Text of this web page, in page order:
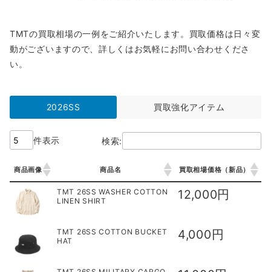
TMTの買取相場の一例をご紹介いたします。買取価格は日々変
動がございますので、詳しくはお気軽にお問い合わせくださ
い。
2026SS 買取強化アイテム
件表示 検索:
商品画像 商品名 買取相場価格（新品）
商品画像 商品名 買取相場価格（新品）
TMT 26SS WASHER COTTON
LINEN SHIRT
12,000円
TMT 26SS COTTON BUCKET
HAT
4,000円